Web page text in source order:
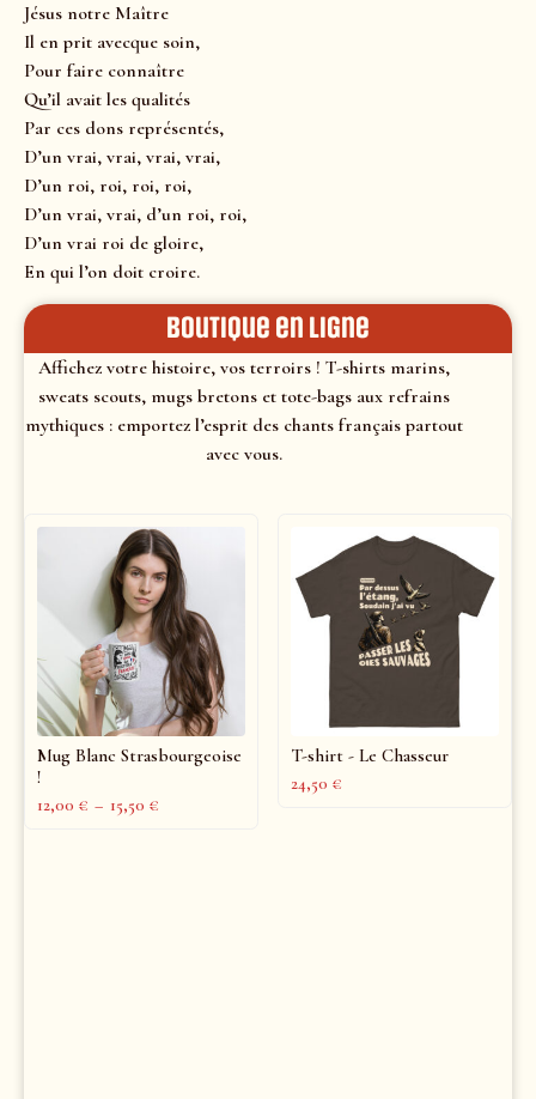
Jésus notre Maître
Il en prit avecque soin,
Pour faire connaître
Qu’il avait les qualités
Par ces dons représentés,
D’un vrai, vrai, vrai, vrai,
D’un roi, roi, roi, roi,
D’un vrai, vrai, d’un roi, roi,
D’un vrai roi de gloire,
En qui l’on doit croire.
Boutique en ligne
Affichez votre histoire, vos terroirs ! T-shirts marins,
sweats scouts, mugs bretons et tote-bags aux refrains
mythiques : emportez l’esprit des chants français partout
avec vous.
Mug Blanc Strasbourgeoise
!
12,00 € – 15,50 €
T-shirt - Le Chasseur
24,50 €